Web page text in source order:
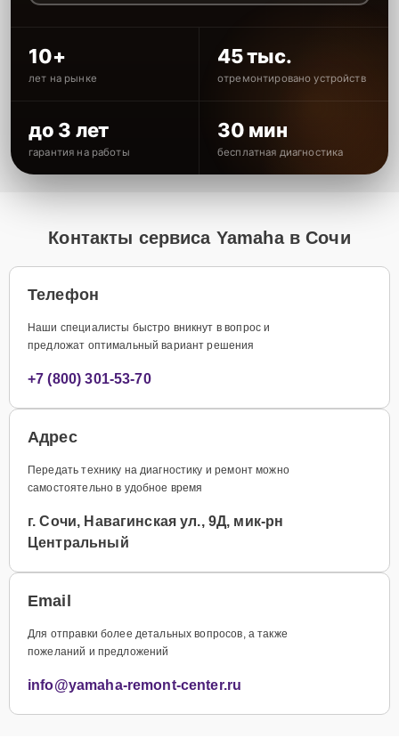
10+
лет на рынке
45 тыс.
отремонтировано устройств
до 3 лет
гарантия на работы
30 мин
бесплатная диагностика
Контакты сервиса Yamaha в Сочи
Телефон
Наши специалисты быстро вникнут в вопрос и
предложат оптимальный вариант решения
+7 (800) 301-53-70
Адрес
Передать технику на диагностику и ремонт можно
самостоятельно в удобное время
г. Сочи, Навагинская ул., 9Д, мик-рн
Центральный
Email
Для отправки более детальных вопросов, а также
пожеланий и предложений
info@yamaha-remont-center.ru